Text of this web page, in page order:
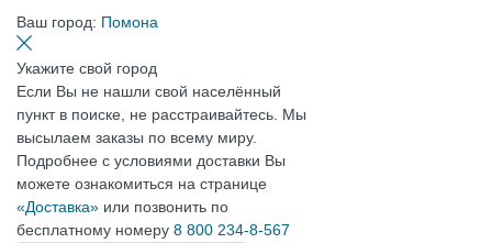
Ваш город: Помона
Укажите свой город
Если Вы не нашли свой населённый
пункт в поиске, не расстраивайтесь. Мы
высылаем заказы по всему миру.
Подробнее с условиями доставки Вы
можете ознакомиться на странице
«Доставка» или позвонить по
бесплатному номеру 8 800 234-8-567